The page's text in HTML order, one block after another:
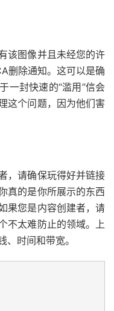
该图像并且未经您的许
删除通知。这可以是确
一封快速的“滥用”信会
这个问题，因为他们害
，请确保玩得好并链接
真的是你所展示的东西
果您是内容创建者，请
不太难防止的领域。上
时间和带宽。